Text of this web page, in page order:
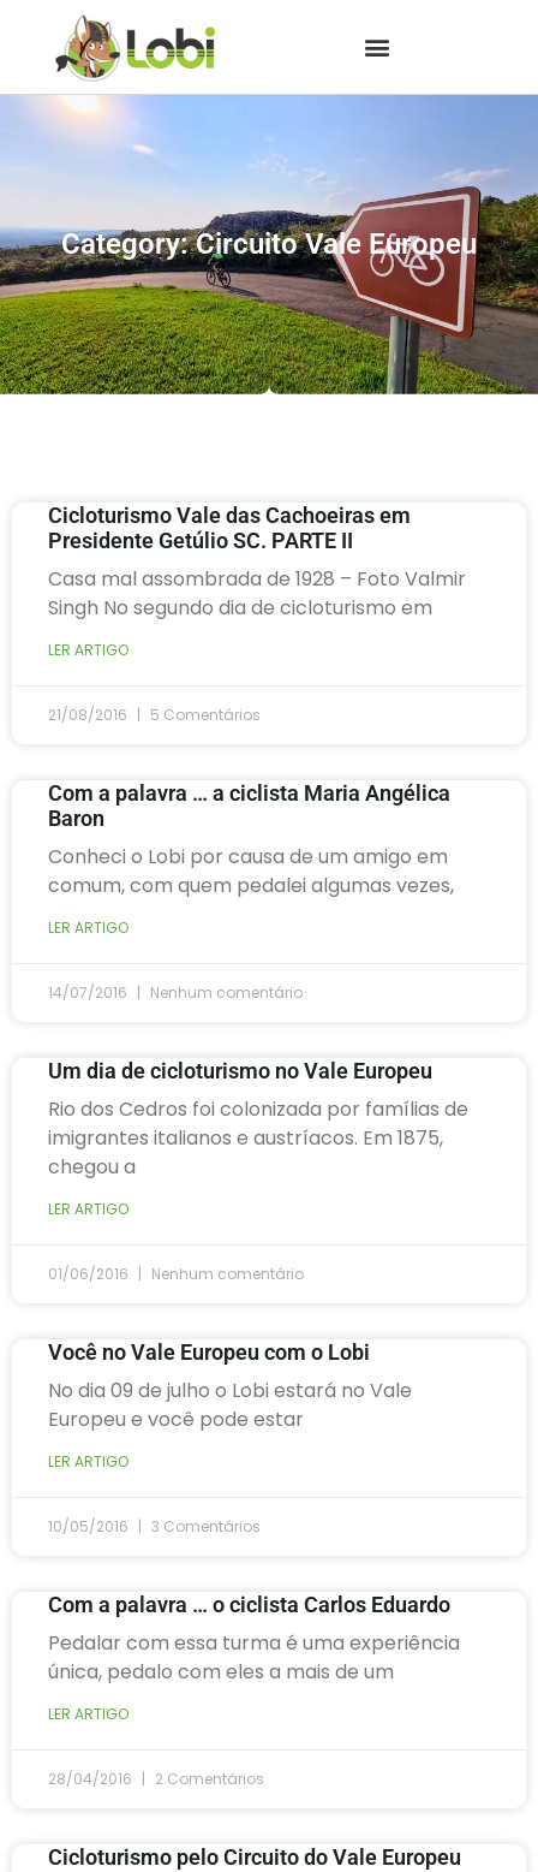
Category: Circuito Vale Europeu
Cicloturismo Vale das Cachoeiras em
Presidente Getúlio SC. PARTE II
Casa mal assombrada de 1928 – Foto Valmir
Singh No segundo dia de cicloturismo em
LER ARTIGO
21/08/2016 5 Comentários
Com a palavra … a ciclista Maria Angélica
Baron
Conheci o Lobi por causa de um amigo em
comum, com quem pedalei algumas vezes,
LER ARTIGO
14/07/2016 Nenhum comentário
Um dia de cicloturismo no Vale Europeu
Rio dos Cedros foi colonizada por famílias de
imigrantes italianos e austríacos. Em 1875,
chegou a
LER ARTIGO
01/06/2016 Nenhum comentário
Você no Vale Europeu com o Lobi
No dia 09 de julho o Lobi estará no Vale
Europeu e você pode estar
LER ARTIGO
10/05/2016 3 Comentários
Com a palavra … o ciclista Carlos Eduardo
Pedalar com essa turma é uma experiência
única, pedalo com eles a mais de um
LER ARTIGO
28/04/2016 2 Comentários
Cicloturismo pelo Circuito do Vale Europeu